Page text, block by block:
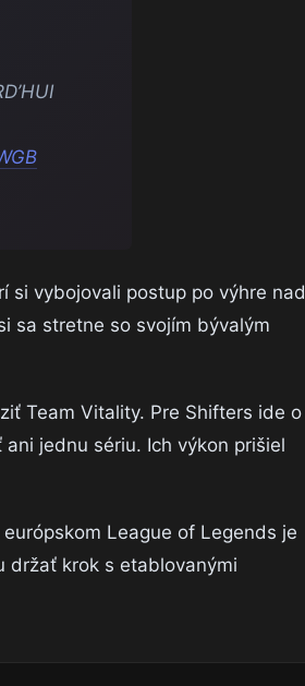
si vybojovali postup po výhre nad
sa stretne so svojím bývalým
Team Vitality. Pre Shifters ide o
jednu sériu. Ich výkon prišiel
League of Legends je
držať krok s etablovanými